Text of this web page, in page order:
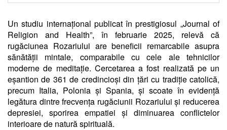
Un studiu internațional publicat în prestigiosul „Journal of
Religion and Health”, în februarie 2025, relevă că
rugăciunea Rozariului are beneficii remarcabile asupra
sănătății mintale, comparabile cu cele ale tehnicilor
moderne de meditație. Cercetarea a fost realizată pe un
eșantion de 361 de credincioși din țări cu tradiție catolică,
precum Italia, Polonia și Spania, și scoate în evidență
legătura dintre frecvența rugăciunii Rozariului și reducerea
depresiei, sporirea empatiei și diminuarea conflictelor
interioare de natură spirituală.